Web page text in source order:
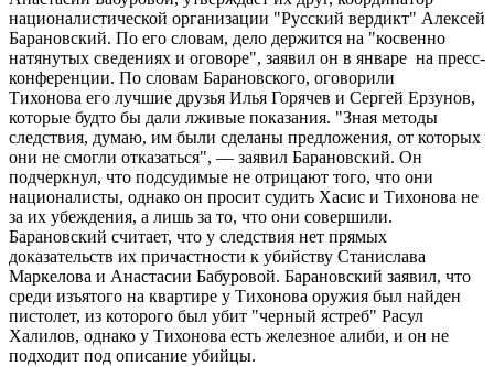
националистической организации "Русский вердикт" Алексей
Барановский. По его словам, дело держится на "косвенно
натянутых сведениях и оговоре", заявил он в январе на пресс-
конференции. По словам Барановского, оговорили
Тихонова его лучшие друзья Илья Горячев и Сергей Ерзунов,
которые будто бы дали лживые показания. "Зная методы
следствия, думаю, им были сделаны предложения, от которых
они не смогли отказаться", — заявил Барановский. Он
подчеркнул, что подсудимые не отрицают того, что они
националисты, однако он просит судить Хасис и Тихонова не
за их убеждения, а лишь за то, что они совершили.
Барановский считает, что у следствия нет прямых
доказательств их причастности к убийству Станислава
Маркелова и Анастасии Бабуровой. Барановский заявил, что
среди изъятого на квартире у Тихонова оружия был найден
пистолет, из которого был убит "черный ястреб" Расул
Халилов, однако у Тихонова есть железное алиби, и он не
подходит под описание убийцы.